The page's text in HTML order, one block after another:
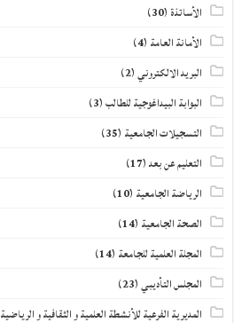
الأساتذة(30)
الأمانة العامة (4)
البريد الالكتروني(2)
البوابة البيداغوجية للطالب(3)
التسجيلات الجامعية (35)
التعليم عن بعد(17)
الرياضة الجامعية (10)
الصحة الجامعية (14)
المجلة العلمية للجامعة (14)
المجلس التأديبي(23)
المديرية الفرعية للأنشطة العلمية و الثقافية و الرياضية